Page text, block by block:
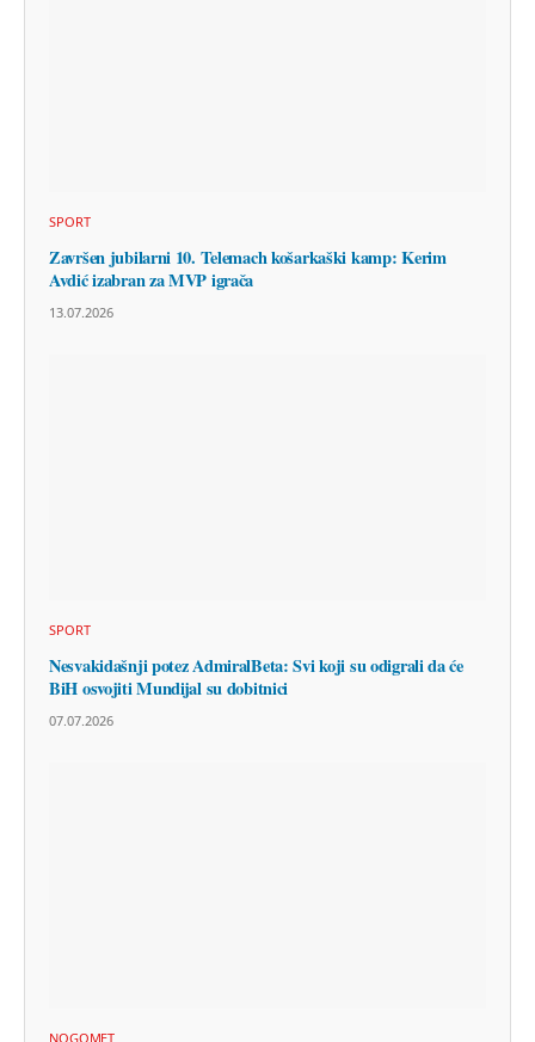
SPORT
Završen jubilarni 10. Telemach košarkaški kamp: Kerim
Avdić izabran za MVP igrača
13.07.2026
SPORT
Nesvakidašnji potez AdmiralBeta: Svi koji su odigrali da će
BiH osvojiti Mundijal su dobitnici
07.07.2026
NOGOMET